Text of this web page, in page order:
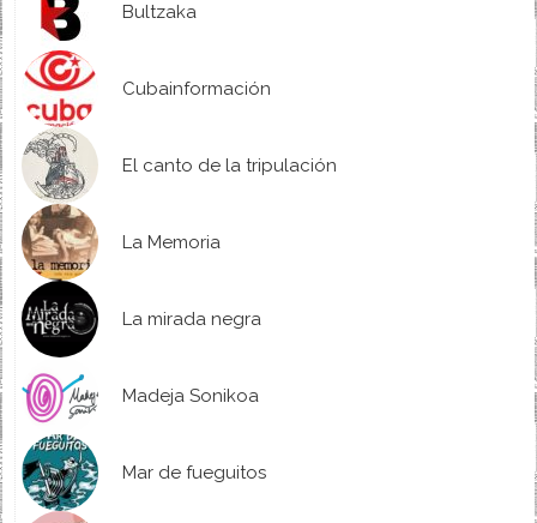
Bultzaka
Cubainformación
El canto de la tripulación
La Memoria
La mirada negra
Madeja Sonikoa
Mar de fueguitos